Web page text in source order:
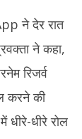
ने देर रात
ने कहा,
रिजर्व
करने की
धीरे रोल